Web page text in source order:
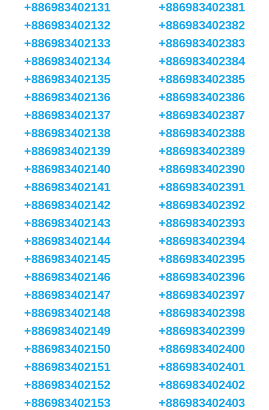
+886983402131
+886983402132
+886983402133
+886983402134
+886983402135
+886983402136
+886983402137
+886983402138
+886983402139
+886983402140
+886983402141
+886983402142
+886983402143
+886983402144
+886983402145
+886983402146
+886983402147
+886983402148
+886983402149
+886983402150
+886983402151
+886983402152
+886983402153
+886983402381
+886983402382
+886983402383
+886983402384
+886983402385
+886983402386
+886983402387
+886983402388
+886983402389
+886983402390
+886983402391
+886983402392
+886983402393
+886983402394
+886983402395
+886983402396
+886983402397
+886983402398
+886983402399
+886983402400
+886983402401
+886983402402
+886983402403